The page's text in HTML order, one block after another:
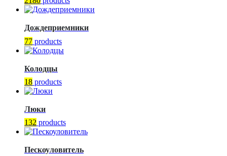
Дождеприемники
77 products
Колодцы
18 products
Люки
132 products
Пескоуловитель